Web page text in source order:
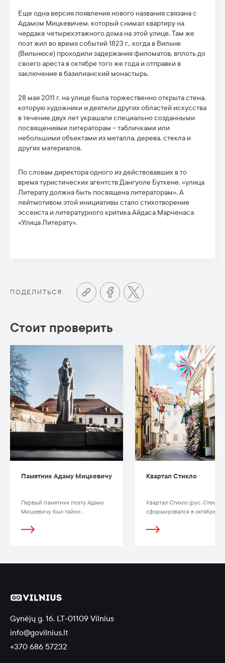
Еще одна версия появления нового названия связана с
Адамом Мицкевичем, который снимал квартиру на
чердаке четырехэтажного дома на этой улице. Там же
поэт жил во время событий 1823 г., когда в Вильне
(Вильнюсе) проходили задержания филоматов, вплоть до
своего ареста в октябре того же года и отправки в
заключение в базилианский монастырь.
28 мая 2011 г. на улице была торжественно открыта стена,
которую художники и деятели других областей искусства
в течение двух лет украшали специально созданными
посвящениями литераторам – табличками или
небольшими объектами из металла, дерева, стекла и
других материалов.
По словам директора одного из действовавших в то
время туристических агентств Дангуоле Буткене, «улица
Литерату должна быть посвящена литераторам». А
лейтмотивом этой инициативы стало стихотворение
эссеиста и литературного критика Айдаса Марченаса
«Улица Литерату».
ПОДЕЛИТЬСЯ:
Стоит проверить
Памятник Адаму Мицкевичу
Первый памятник поэту Адаму
Мицкевичу был тайно
Св. Иоаннов.
Квартал Стикло
Квартал Стикло (рус.
сформировался в октябре
Антокольскё, Гаоно и Жиду.
Gynėjų g. 16, LT-01109 Vilnius
info@govilnius.lt
+370 686 57232